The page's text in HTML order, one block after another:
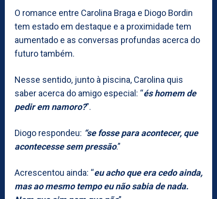
O romance entre Carolina Braga e Diogo Bordin
tem estado em destaque e a proximidade tem
aumentado e as conversas profundas acerca do
futuro também.
Nesse sentido, junto à piscina, Carolina quis
saber acerca do amigo especial: “és homem de
pedir em namoro?”.
Diogo respondeu: “se fosse para acontecer, que
acontecesse sem pressão.”
Acrescentou ainda: “eu acho que era cedo ainda,
mas ao mesmo tempo eu não sabia de nada.